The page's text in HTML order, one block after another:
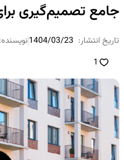
جامع تصمیم‌گیری برای
تاریخ انتشار: 1404/03/23نویسنده:
1